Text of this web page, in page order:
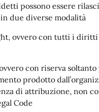
possono essere
due diverse modalità
ovvero con tutti i
con riserva
prodotto
di attribuzione, non
Code